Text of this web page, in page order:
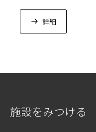
詳細
施設をみつける